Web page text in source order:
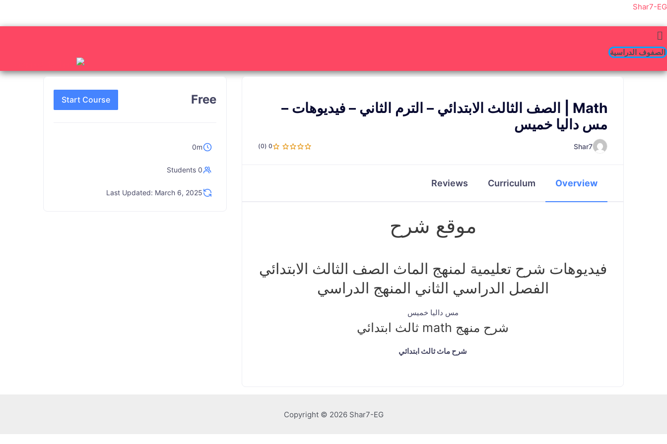
تخطي
المحتوى
Shar7-EG
الصفوف الدراسية
Math | الصف الثالث الابتدائي – الترم الثاني – فيديوهات –
مس داليا خميس
Shar7
0 (0)
Overview
Curriculum
Reviews
موقع شرح
فيديوهات شرح تعليمية لمنهج الماث الصف الثالث الابتدائي
الفصل الدراسي الثاني المنهج الدراسي
مس داليا خميس
شرح منهج math ثالث ابتدائي
شرح ماث ثالث ابتدائي
Free
Start Course
0m
0 Students
Last Updated: March 6, 2025
Copyright © 2026 Shar7-EG